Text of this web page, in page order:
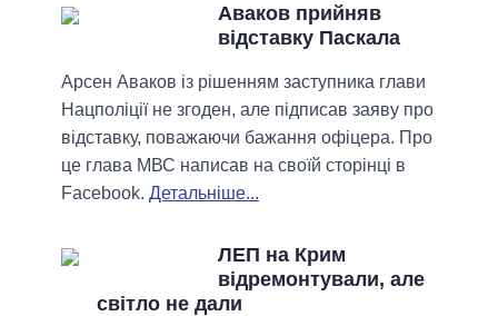
Аваков прийняв
відставку Паскала
Арсен Аваков із рішенням заступника глави
Нацполіції не згоден, але підписав заяву про
відставку, поважаючи бажання офіцера. Про
це глава МВС написав на своїй сторінці в
Facebook. Детальніше...
ЛЕП на Крим
відремонтували, але
світло не дали